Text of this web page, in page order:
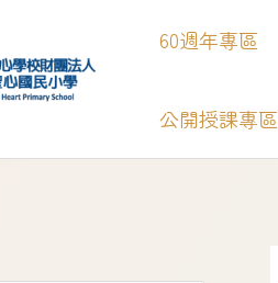
60週年專區
公開授課專區